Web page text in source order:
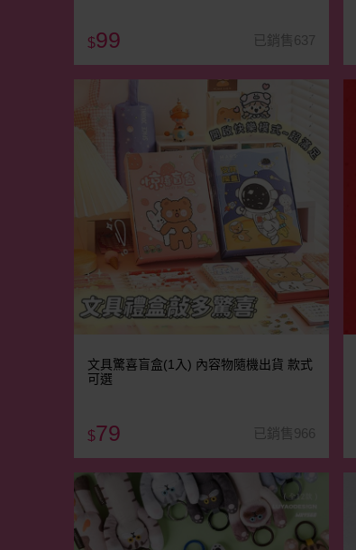
$99 已銷售637
文具驚喜盲盒(1入) 內容物隨機出貨 款式
可選
$79 已銷售966